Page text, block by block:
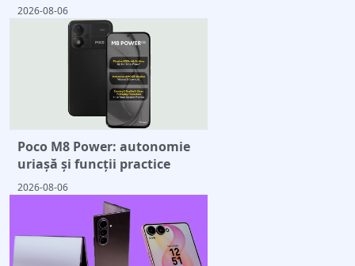
2026-08-06
Poco M8 Power: autonomie
uriașă și funcții practice
2026-08-06